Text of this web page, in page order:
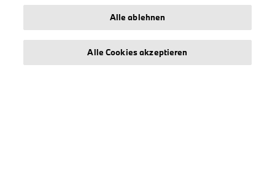
BMW M
Alle ablehnen
Alle Cookies akzeptieren